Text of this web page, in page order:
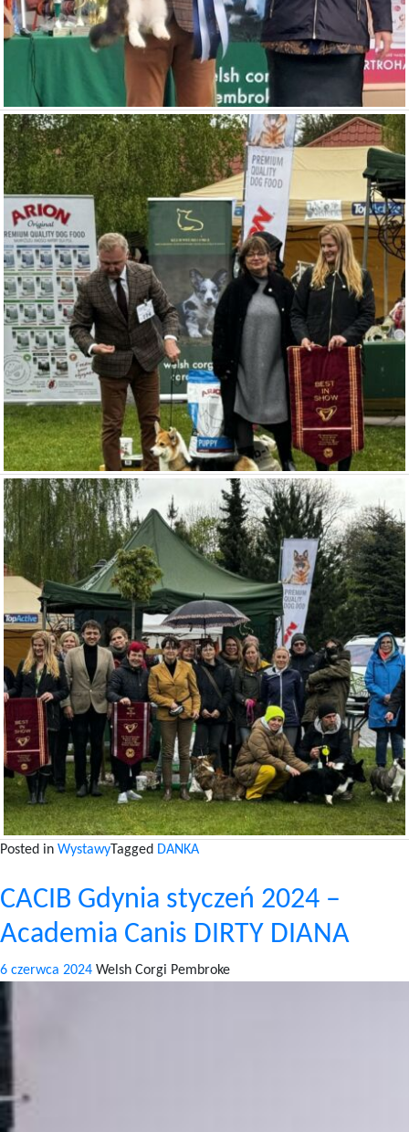
Posted in WystawyTagged DANKA
CACIB Gdynia styczeń 2024 –
Academia Canis DIRTY DIANA
6 czerwca 2024 Welsh Corgi Pembroke